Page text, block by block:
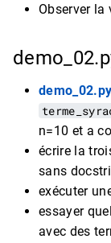
Observer la
demo_02.py
n=10 et a
écrire la
sans
exécuter
essayer
avec des